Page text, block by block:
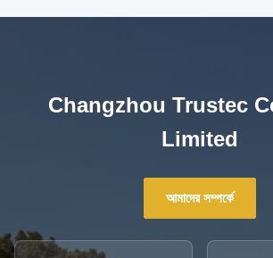
Changzhou Trustec
Limited
আমাদের সম্পর্কে